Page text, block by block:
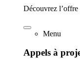
Découvrez
Menu
Appels à